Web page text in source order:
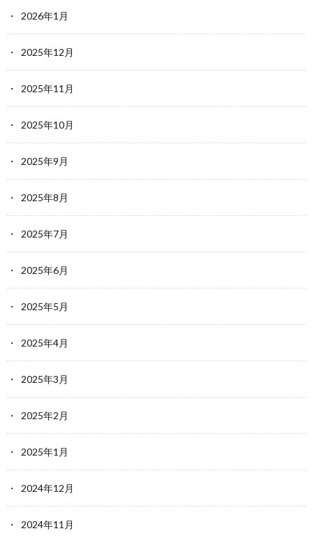
2026年1月
2025年12月
2025年11月
2025年10月
2025年9月
2025年8月
2025年7月
2025年6月
2025年5月
2025年4月
2025年3月
2025年2月
2025年1月
2024年12月
2024年11月